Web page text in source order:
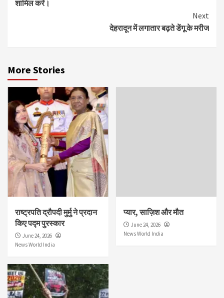
शामिल करें।
Next
देहरादून में लगातार बढ़ते डेंगू के मरीज
More Stories
राष्ट्रपति द्रौपदी मुर्मु ने प्रदान
किए पद्म पुरस्कार
June 24, 2026
News World India
प्यार, साज़िश और मौत
June 24, 2026
News World India